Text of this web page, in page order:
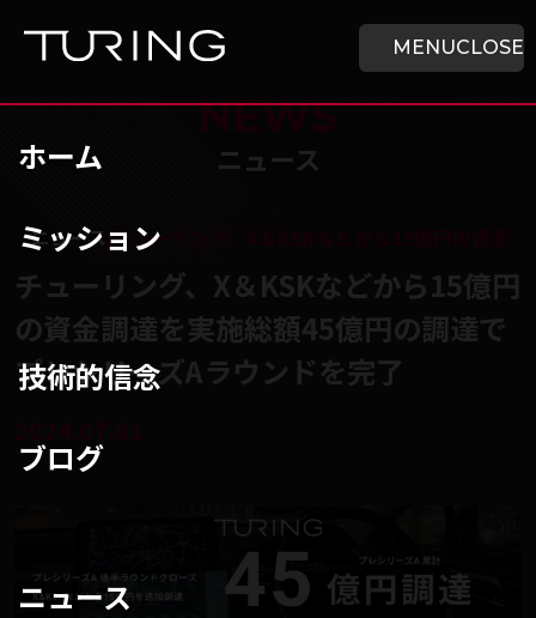
MENUCLOSE
ホーム
ミッション
技術的信念
ブログ
ニュース
チューリング株式会社
/ニュース /チューリング、X＆KSKなどから15億円の資金
NEWS
ニュース
チューリング、X＆KSKなどから15億円
の資金調達を実施総額45億円の調達で
プレシリーズAラウンドを完了